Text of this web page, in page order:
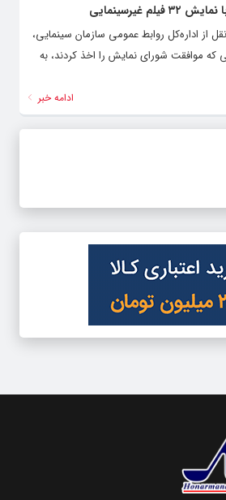
غیرسینمایی
از اداره‌کل روابط عمومی سازمان سینمایی،
که موافقت شورای نمایش را اخذ کردند، به
ادامه خبر